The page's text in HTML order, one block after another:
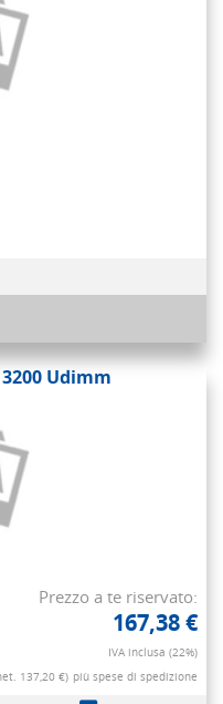
Udimm
Prezzo a te riservato:
167,38 €
IVA inclusa (22%)
137,20 €) più spese di spedizione